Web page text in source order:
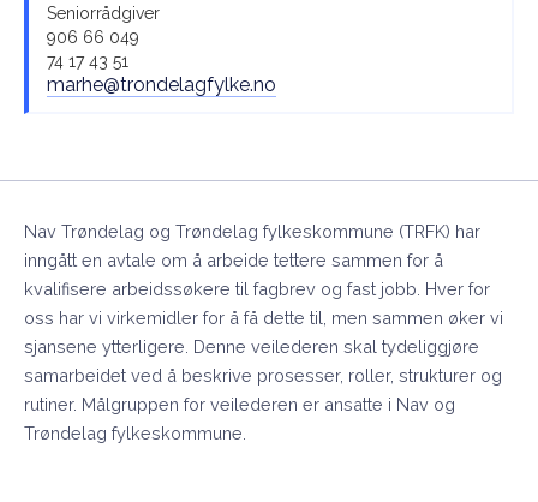
Seniorrådgiver
906 66 049
74 17 43 51
marhe@trondelagfylke.no
Nav Trøndelag og Trøndelag fylkeskommune (TRFK) har
inngått en avtale om å arbeide tettere sammen for å
kvalifisere arbeidssøkere til fagbrev og fast jobb. Hver for
oss har vi virkemidler for å få dette til, men sammen øker vi
sjansene ytterligere. Denne veilederen skal tydeliggjøre
samarbeidet ved å beskrive prosesser, roller, strukturer og
rutiner. Målgruppen for veilederen er ansatte i Nav og
Trøndelag fylkeskommune.